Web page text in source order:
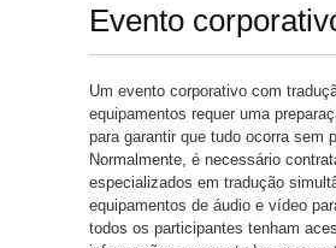
Evento
Um evento corporativo com
equipamentos requer uma
para garantir que tudo ocorra sem
Normalmente, é necessário
especializados em tradução
equipamentos de áudio e vídeo
todos os participantes tenham